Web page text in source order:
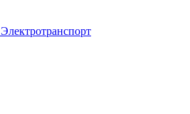
Электротранспорт